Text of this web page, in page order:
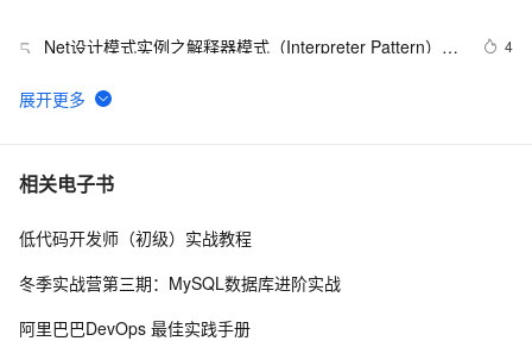
5
Net设计模式实例之解释器模式（Interpreter Pattern）
4
6 将 DataTable 或 String 数据转化为json(.NET)
7 .NET数据库编程求索之路--11.一些思考
8 一起谈.NET技术，ASP.NET MVC验证框架中关于属性标
相关电子书
低代码开发师（初级）实战教程
冬季实战营第三期：MySQL数据库进阶实战
阿里巴巴DevOps 最佳实践手册